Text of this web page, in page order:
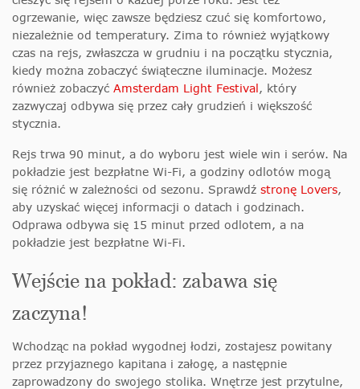
ogrzewanie, więc zawsze będziesz czuć się komfortowo,
niezależnie od temperatury. Zima to również wyjątkowy
czas na rejs, zwłaszcza w grudniu i na początku stycznia,
kiedy można zobaczyć świąteczne iluminacje. Możesz
również zobaczyć Amsterdam Light Festival, który
zazwyczaj odbywa się przez cały grudzień i większość
stycznia.
Rejs trwa 90 minut, a do wyboru jest wiele win i serów. Na
pokładzie jest bezpłatne Wi-Fi, a godziny odlotów mogą
się różnić w zależności od sezonu. Sprawdź stronę Lovers,
aby uzyskać więcej informacji o datach i godzinach.
Odprawa odbywa się 15 minut przed odlotem, a na
pokładzie jest bezpłatne Wi-Fi.
Wejście na pokład: zabawa się
zaczyna!
Wchodząc na pokład wygodnej łodzi, zostajesz powitany
przez przyjaznego kapitana i załogę, a następnie
zaprowadzony do swojego stolika. Wnętrze jest przytulne,